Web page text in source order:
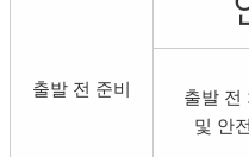
출발 전 준비
출발 전
및 안